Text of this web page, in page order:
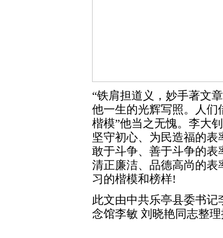
“铁肩担道义，妙手著文
他一生的光辉写照。人们
楷模”他当之无愧。李大
坚守初心、为民造福的
敢于斗争、善于斗争的表
清正廉洁、品德高尚的
习的楷模和榜样!
此文由中共乐亭县委书
念馆李敏 刘晓艳同志整